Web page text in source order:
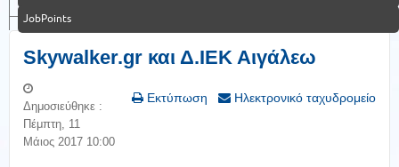
JobPoints
Skywalker.gr και Δ.ΙΕΚ Αιγάλεω
Εκτύπωση Ηλεκτρονικό ταχυδρομείο
Δημοσιεύθηκε :
Πέμπτη, 11
Μάιος 2017 10:00